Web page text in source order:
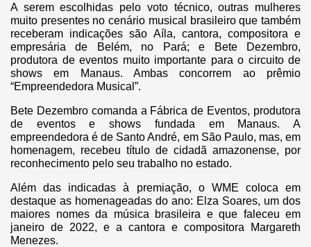
A serem escolhidas pelo voto técnico, outras mulheres
muito presentes no cenário musical brasileiro que também
receberam indicações são Aíla, cantora, compositora e
empresária de Belém, no Pará; e Bete Dezembro,
produtora de eventos muito importante para o circuito de
shows em Manaus. Ambas concorrem ao prêmio
“Empreendedora Musical”.
Bete Dezembro comanda a Fábrica de Eventos, produtora
de eventos e shows fundada em Manaus. A
empreendedora é de Santo André, em São Paulo, mas, em
homenagem, recebeu título de cidadã amazonense, por
reconhecimento pelo seu trabalho no estado.
Além das indicadas à premiação, o WME coloca em
destaque as homenageadas do ano: Elza Soares, um dos
maiores nomes da música brasileira e que faleceu em
janeiro de 2022, e a cantora e compositora Margareth
Menezes.